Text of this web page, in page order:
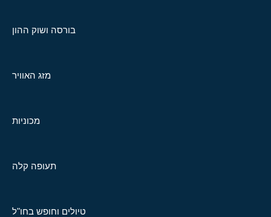
בורסה ושוק ההון
מזג האוויר
מכוניות
תעופה קלה
טיולים וחופש בחו"ל